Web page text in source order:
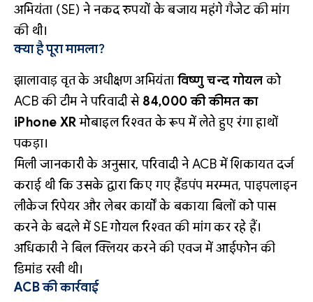
अभियंता (SE) ने नकद रुपयों के बजाय महंगे गैजेट की मांग
की थी।
क्या है पूरा मामला?
झालावाड़ वृत के अधीक्षण अभियंताविष्णु चन्द गोयलको
ACB की टीम ने परिवादी से ₹84,000 की कीमत का
iPhone XRमोबाइल रिश्वत के रूप में लेते हुए रंगा हाथों
पकड़ा।
मिली जानकारी के अनुसार, परिवादी ने ACB में शिकायत दर्ज
कराई थी कि उसके द्वारा किए गए हैंडपंप मरम्मत, पाइपलाइन
लीकेज रिपेयर और लेबर कार्यों के बकाया बिलों को पास
करने के बदले में SE गोयल रिश्वत की मांग कर रहे हैं।
अधिकारी ने बिल क्लियर करने की एवज में आईफोन की
डिमांड रखी थी।
ACB की कार्रवाई